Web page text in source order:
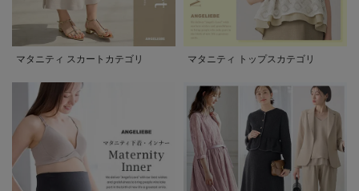
マタニティ スカートカテゴリ マタニティ トップスカテゴリ